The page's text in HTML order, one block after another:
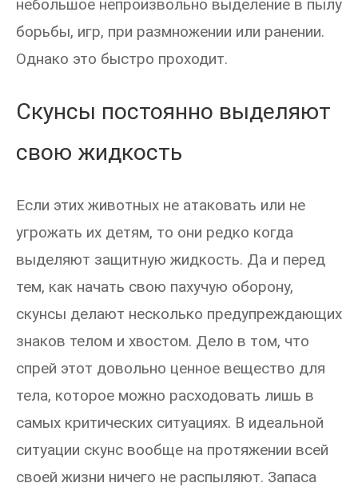
небольшое непроизвольно выделение в пылу
борьбы, игр, при размножении или ранении.
Однако это быстро проходит.
Скунсы постоянно выделяют
свою жидкость
Если этих животных не атаковать или не
угрожать их детям, то они редко когда
выделяют защитную жидкость. Да и перед
тем, как начать свою пахучую оборону,
скунсы делают несколько предупреждающих
знаков телом и хвостом. Дело в том, что
спрей этот довольно ценное вещество для
тела, которое можно расходовать лишь в
самых критических ситуациях. В идеальной
ситуации скунс вообще на протяжении всей
своей жизни ничего не распыляют. Запаса